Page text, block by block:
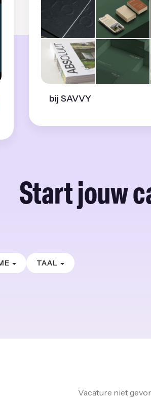
bij SAVVY
Start jouw
TAAL
Vacature niet